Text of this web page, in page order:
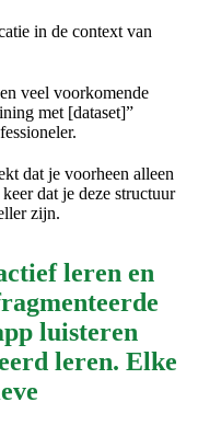
in de context van
veel voorkomende
met [dataset]”
dat je voorheen alleen
dat je deze structuur
zijn.
leren en
luisteren
leren. Elke